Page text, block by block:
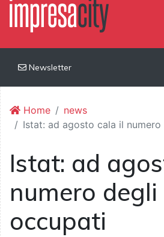
Newsletter
Home
news
Istat: ad agosto cala il
Istat: ad
numero degli
occupati